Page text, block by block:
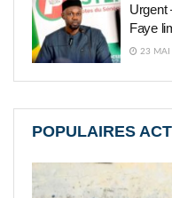
Urgent
Faye
23
POPULAIRES